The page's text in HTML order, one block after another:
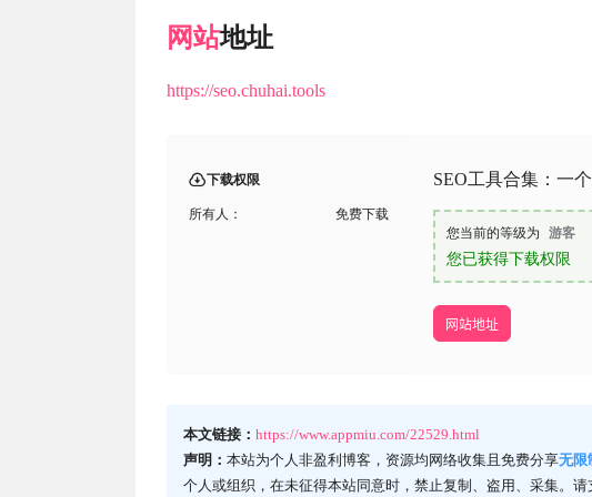
网站地址
https://seo.chuhai.tools
下载权限
所有人： 免费下载
SEO工具合集：一
您当前的等级为 游客
您已获得下载权限
网站地址
本文链接： https://www.appmiu.com/22529.html
声明： 本站为个人非盈利博客，资源均网络收集且免费分享无限
个人或组织，在未征得本站同意时，禁止复制、盗用、采集。